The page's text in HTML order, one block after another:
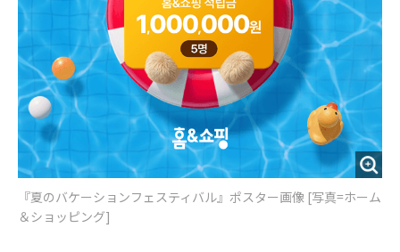
『夏のバケーションフェスティバル』ポスター画像 [写真=ホーム
＆ショッピング]